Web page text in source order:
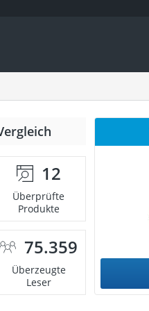
12
Überprüfte
Produkte
75.359
Überzeugte
Leser